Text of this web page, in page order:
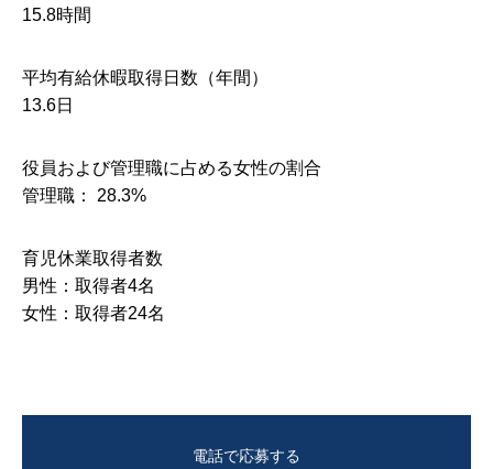
15.8時間
平均有給休暇取得日数（年間）
13.6日
役員および管理職に占める女性の割合
管理職： 28.3%
育児休業取得者数
男性：取得者4名
女性：取得者24名
電話で応募する